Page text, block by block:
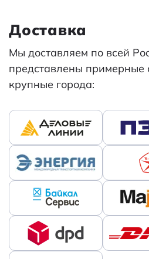
Доставка
Мы доставляем по всей
представлены примерные
крупные города: